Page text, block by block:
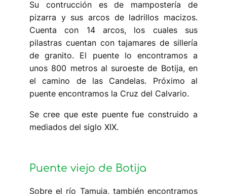
Su contrucción es de mampostería de
pizarra y sus arcos de ladrillos macizos.
Cuenta con 14 arcos, los cuales sus
pilastras cuentan con tajamares de sillería
de granito. El puente lo encontramos a
unos 800 metros al suroeste de Botija, en
el camino de las Candelas. Próximo al
puente encontramos la Cruz del Calvario.
Se cree que este puente fue construido a
mediados del siglo XIX.
Puente viejo de Botija
Sobre el río Tamuja, también encontramos